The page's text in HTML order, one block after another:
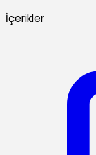
İçerikler